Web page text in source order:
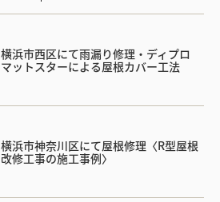
横浜市西区にて雨漏り修理・ディプロ
マットスターによる屋根カバー工法
横浜市神奈川区にて屋根修理〈R型屋根
改修工事の施工事例〉